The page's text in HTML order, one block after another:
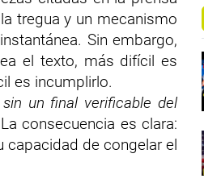
tregua y un mecanismo
Sin embargo,
el texto, más difícil es
es incumplirlo.
sin un final verificable del
consecuencia es clara:
de congelar el